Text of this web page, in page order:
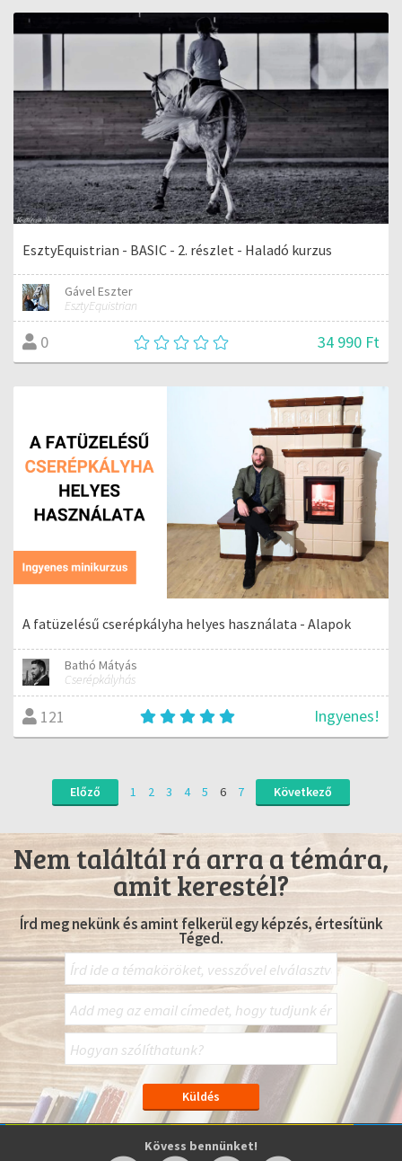
EsztyEquistrian - BASIC - 2. részlet - Haladó kurzus
Gável Eszter
EsztyEquistrian
0 34 990 Ft
A fatüzelésű cserépkályha helyes használata - Alapok
Bathó Mátyás
Cserépkályhás
121 Ingyenes!
Előző 1 2 3 4 5 6 7 Következő
Nem találtál rá arra a témára,
amit kerestél?
Írd meg nekünk és amint felkerül egy képzés, értesítünk
Téged.
Kövess bennünket!